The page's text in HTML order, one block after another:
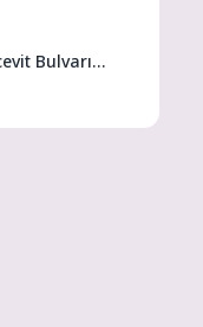
Bulvarı